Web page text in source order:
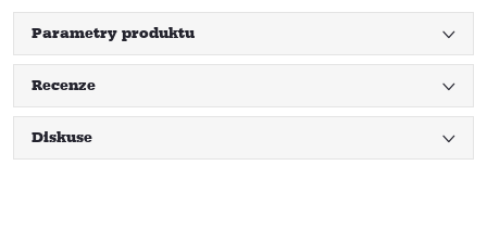
Parametry produktu
Recenze
Diskuse